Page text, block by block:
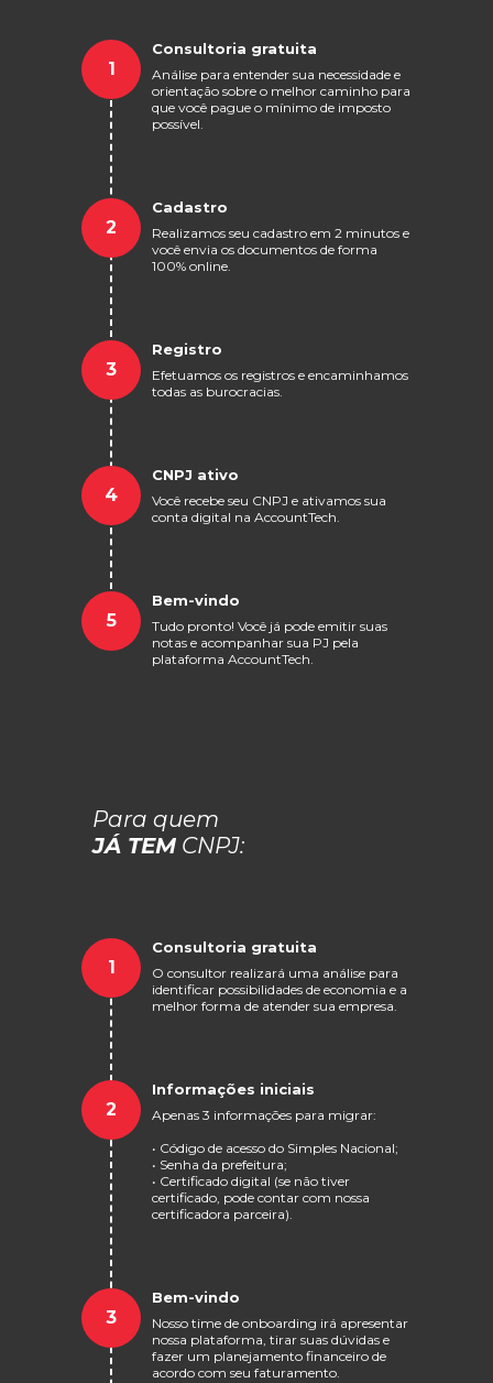
1
Consultoria gratuita
Análise para entender sua necessidade e
orientação sobre o melhor caminho para
que você pague o mínimo de imposto
possível.
2
Cadastro
Realizamos seu cadastro em 2 minutos e
você envia os documentos de forma
100% online.
3
Registro
Efetuamos os registros e encaminhamos
todas as burocracias.
4
CNPJ ativo
Você recebe seu CNPJ e ativamos sua
conta digital na AccountTech.
5
Bem-vindo
Tudo pronto! Você já pode emitir suas
notas e acompanhar sua PJ pela
plataforma AccountTech.
Para quem
JÁ TEM CNPJ:
1
Consultoria gratuita
O consultor realizará uma análise para
identificar possibilidades de economia e a
melhor forma de atender sua empresa.
2
Informações iniciais
Apenas 3 informações para migrar:
• Código de acesso do Simples Nacional;
• Senha da prefeitura;
• Certificado digital (se não tiver
certificado, pode contar com nossa
certificadora parceira).
3
Bem-vindo
Nosso time de onboarding irá apresentar
nossa plataforma, tirar suas dúvidas e
fazer um planejamento financeiro de
acordo com seu faturamento.